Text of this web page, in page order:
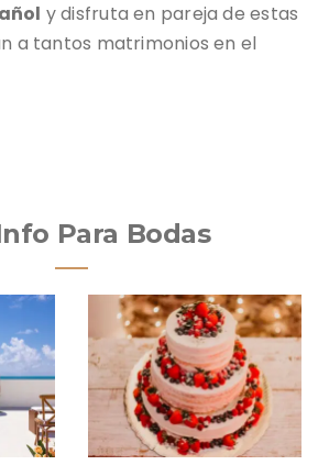
y disfruta en pareja de estas
a tantos matrimonios en el
Para Bodas